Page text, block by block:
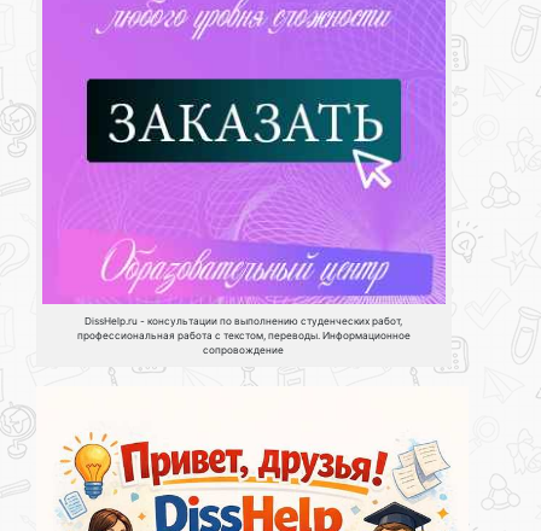
DissHelp.ru - консультации по выполнению студенческих работ,
профессиональная работа с текстом, переводы. Информационное
сопровождение